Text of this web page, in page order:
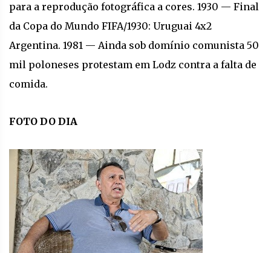
para a reprodução fotográfica a cores. 1930 — Final
da Copa do Mundo FIFA/1930: Uruguai 4x2
Argentina. 1981 — Ainda sob domínio comunista 50
mil poloneses protestam em Lodz contra a falta de
comida.
FOTO DO DIA